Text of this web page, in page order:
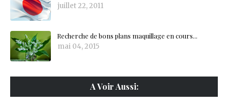
juillet 22, 2011
Recherche de bons plans maquillage en cours...
mai 04, 2015
A Voir Aussi: